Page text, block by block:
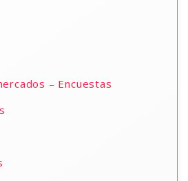
– Encuestas